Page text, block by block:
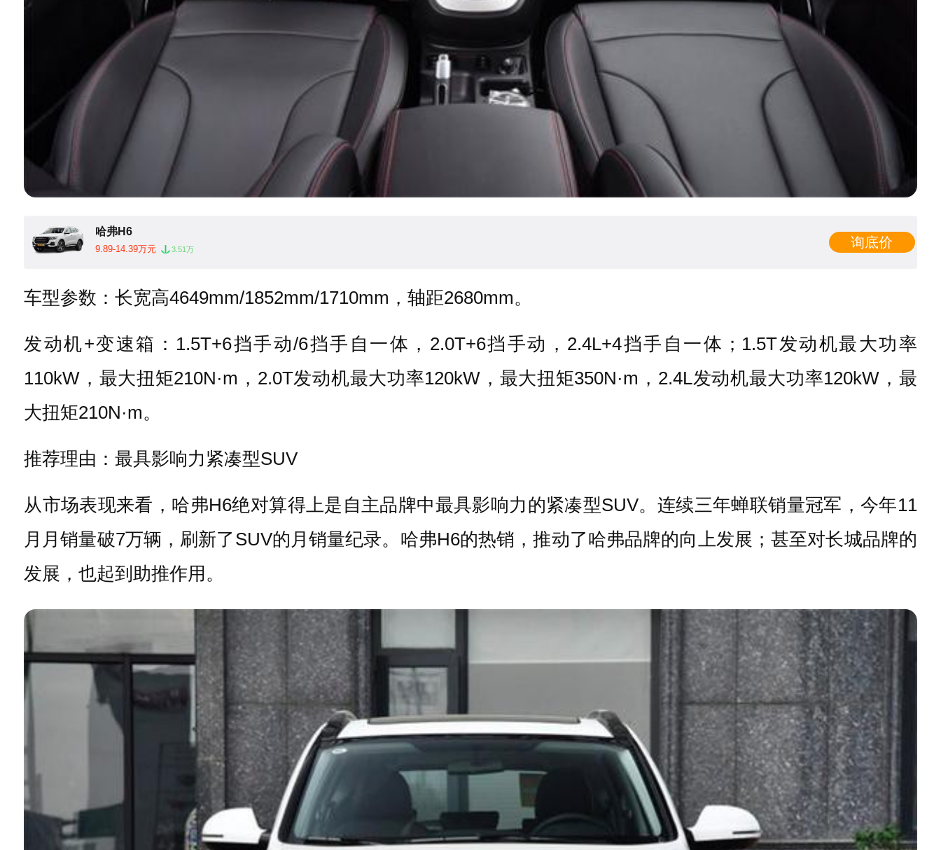
哈弗H6
9.89-14.39万元 3.51万 询底价
车型参数：长宽高4649mm/1852mm/1710mm，轴距2680mm。
发动机+变速箱：1.5T+6挡手动/6挡手自一体，2.0T+6挡手动，2.4L+4挡手自一体；1.5T发动机最大功率
110kW，最大扭矩210N·m，2.0T发动机最大功率120kW，最大扭矩350N·m，2.4L发动机最大功率120kW，最
大扭矩210N·m。
推荐理由：最具影响力紧凑型SUV
从市场表现来看，哈弗H6绝对算得上是自主品牌中最具影响力的紧凑型SUV。连续三年蝉联销量冠军，今年11
月月销量破7万辆，刷新了SUV的月销量纪录。哈弗H6的热销，推动了哈弗品牌的向上发展；甚至对长城品牌的
发展，也起到助推作用。